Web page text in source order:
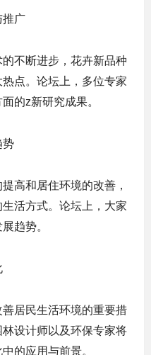
推广
不断进步，花卉新品种
点。论坛上，多位专家
的z新研究成果。
势
高和居住环境的改善，
活方式。论坛上，大家
趋势。
居民生活环境的重要措
设计师以及环保专家将
的应用与前景。